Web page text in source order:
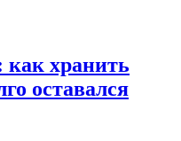
как хранить
оставался